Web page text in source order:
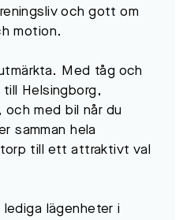
och gott om
motion.
Med tåg och
Helsingborg,
och med bil når du
samman hela
till ett attraktivt val
lediga lägenheter i